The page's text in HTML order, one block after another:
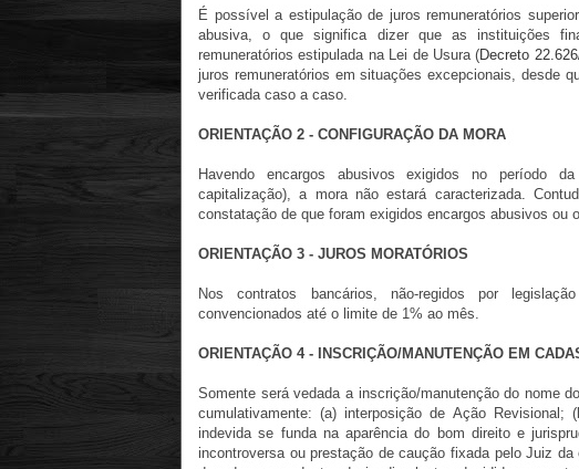
É possível a estipulação de juros remuneratórios
abusiva, o que significa dizer que as instituições
remuneratórios estipulada na Lei de Usura (Decreto
juros remuneratórios em situações excepcionais, desde
verificada caso a caso.
ORIENTAÇÃO 2 - CONFIGURAÇÃO DA MORA
Havendo encargos abusivos exigidos no período
capitalização), a mora não estará caracterizada.
constatação de que foram exigidos encargos abusivos ou
ORIENTAÇÃO 3 - JUROS MORATÓRIOS
Nos contratos bancários, não-regidos por
convencionados até o limite de 1% ao mês.
ORIENTAÇÃO 4 - INSCRIÇÃO/MANUTENÇÃO EM
Somente será vedada a inscrição/manutenção do nome
cumulativamente: (a) interposição de Ação
indevida se funda na aparência do bom direito e
incontroversa ou prestação de caução fixada pelo Juiz